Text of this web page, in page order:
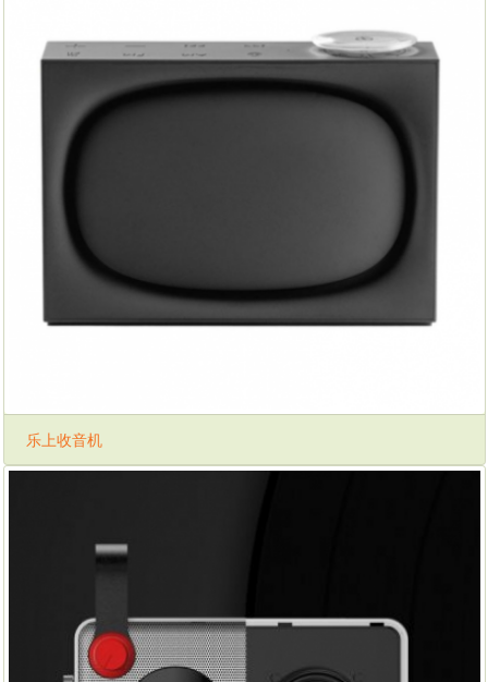
乐上收音机